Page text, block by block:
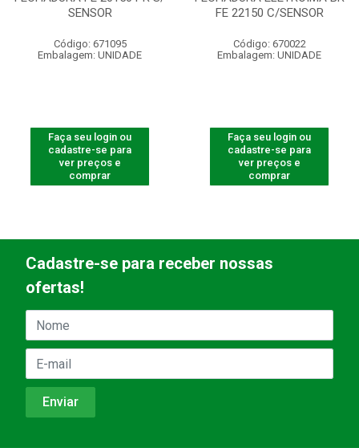
SENSOR
Código: 671095
Embalagem: UNIDADE
Faça seu login ou
cadastre-se para
ver preços e
comprar
FE 22150 C/SENSOR
Código: 670022
Embalagem: UNIDADE
Faça seu login ou
cadastre-se para
ver preços e
comprar
Cadastre-se para receber nossas
ofertas!